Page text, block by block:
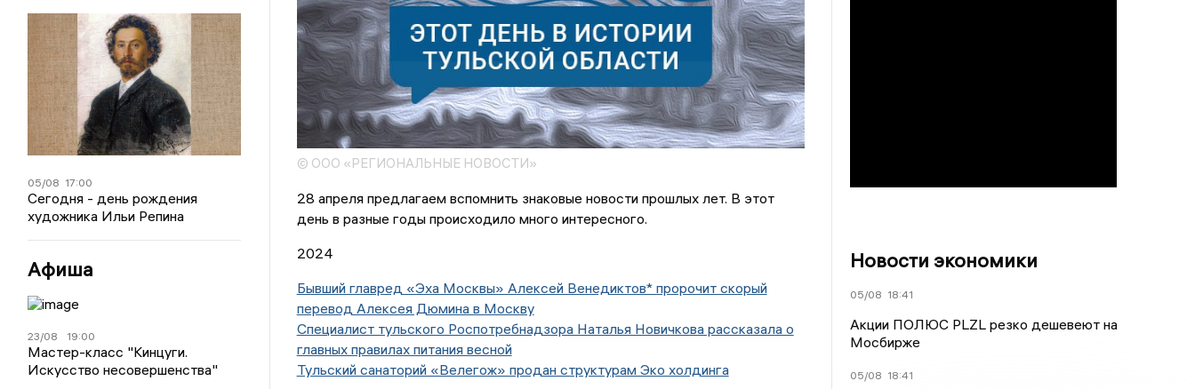
05/08 17:00
Сегодня - день рождения
художника Ильи Репина
Афиша
23/08 19:00
Мастер-класс "Кинцуги.
Искусство несовершенства"
© ООО «РЕГИОНАЛЬНЫЕ НОВОСТИ»
28 апреля предлагаем вспомнить знаковые новости прошлых лет. В этот
день в разные годы происходило много интересного.
2024
Бывший главред «Эха Москвы» Алексей Венедиктов* пророчит скорый
перевод Алексея Дюмина в Москву
Специалист тульского Роспотребнадзора Наталья Новичкова рассказала о
главных правилах питания весной
Тульский санаторий «Велегож» продан структурам Эко холдинга
Новости экономики
05/08 18:41
Акции ПОЛЮС PLZL резко дешевеют на
Мосбирже
05/08 18:41